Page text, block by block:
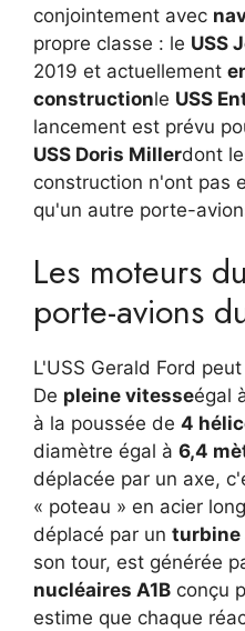
conjointement avec
propre classe : le USS
2019 et actuellement
constructionle USS
lancement est prévu
USS Doris Millerdont
construction n'ont pas
qu'un autre porte-
Les moteurs
porte-avions
L'USS Gerald Ford
De pleine vitesseégal
à la poussée de 4
diamètre égal à 6,4
déplacée par un axe,
« poteau » en acier
déplacé par un turbine
son tour, est générée
nucléaires A1B conçu
estime que chaque